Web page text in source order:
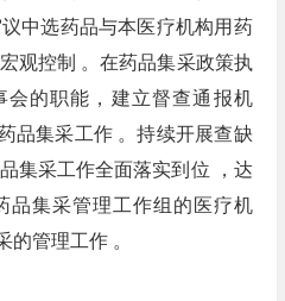
中选药品与本医疗机构用药
观控制 。在药品集采政策执
会的职能，建立督查通报机
品集采工作 。持续开展查缺
集采工作全面落实到位 ，达
品集采管理工作组的医疗机
的管理工作 。